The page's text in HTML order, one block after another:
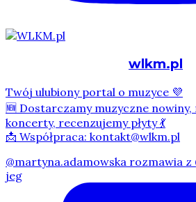
wlkm.pl
Twój ulubiony portal o muzyce 💜
🆕 Dostarczamy muzyczne
koncerty, recenzujemy płyty 💃
📩 Współpraca: kontakt@wlkm.pl
@martyna.adamowska rozmawia z
jeg